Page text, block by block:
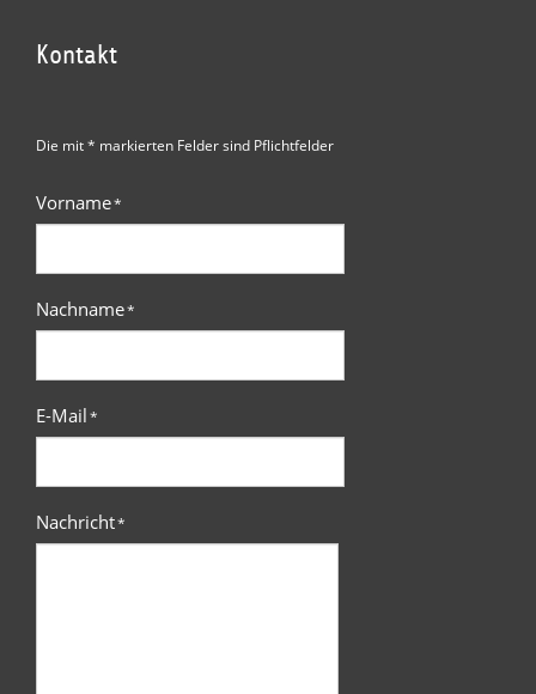
Kontakt
Die mit * markierten Felder sind Pflichtfelder
Vorname*
Nachname*
E-Mail*
Nachricht*